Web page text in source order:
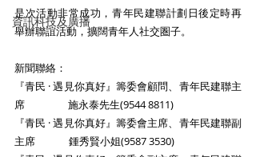
資訊科技及廣播
是次活動非常成功，青年民建聯計劃日後定時再
舉辦聯誼活動，擴闊青年人社交圏子。
新聞聯絡：
『青民 · 遇見你真好』籌委會顧問、青年民建聯主
席                  施永泰先生(9544 8811)
『青民 · 遇見你真好』籌委會主席、青年民建聯副
主席              鍾秀賢小姐(9587 3530)